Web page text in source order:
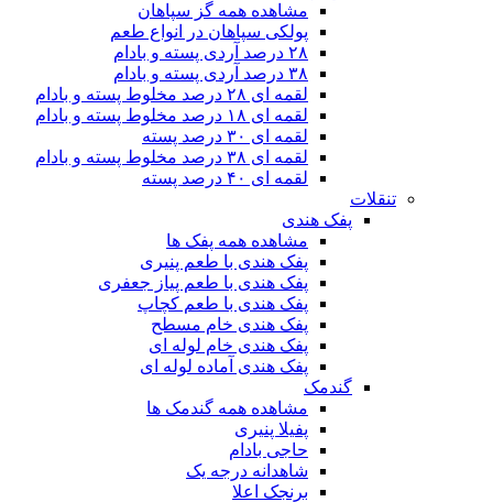
مشاهده همه گز سپاهان
پولکی سپاهان در انواع طعم
۲۸ درصد آردی پسته و بادام
۳۸ درصد آردی پسته و بادام
لقمه ای ۲۸ درصد مخلوط پسته و بادام
لقمه ای ۱۸ درصد مخلوط پسته و بادام
لقمه ای ۳۰ درصد پسته
لقمه ای ۳۸ درصد مخلوط پسته و بادام
لقمه ای ۴۰ درصد پسته
تنقلات
پفک هندی
مشاهده همه پفک ها
پفک هندی با طعم پنیری
پفک هندی با طعم پیاز جعفری
پفک هندی با طعم کچاپ
پفک هندی خام مسطح
پفک هندی خام لوله ای
پفک هندی آماده لوله ای
گندمک
مشاهده همه گندمک ها
پفیلا پنیری
حاجی بادام
شاهدانه درجه یک
برنجک اعلا